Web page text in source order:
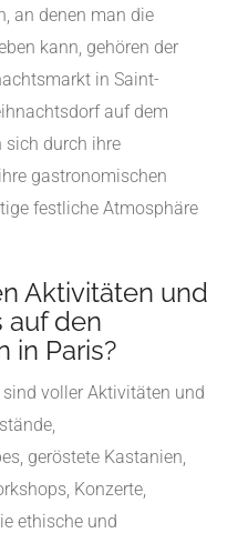
an denen man die
kann, gehören der
in Saint-
auf dem
sich durch ihre
gastronomischen
festliche Atmosphäre
Aktivitäten und
auf den
in Paris?
voller Aktivitäten und
geröstete Kastanien,
Konzerte,
ethische und